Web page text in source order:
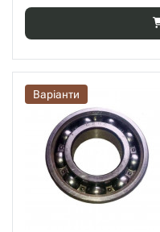
Варіанти